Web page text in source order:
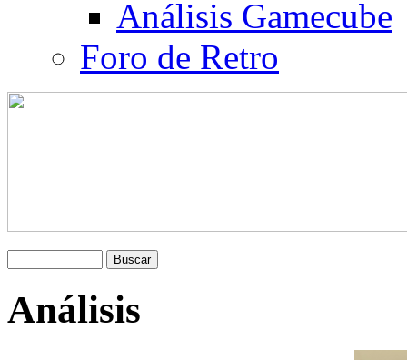
Análisis Gamecube
Foro de Retro
Análisis